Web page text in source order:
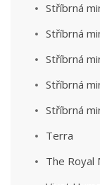
Stříbrná
Stříbrná
Stříbrná
Stříbrná
Stříbrná
Terra
The Royal